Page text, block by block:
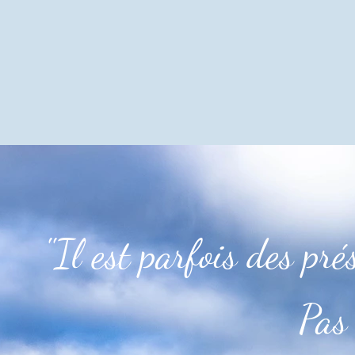
"Il est parfois des